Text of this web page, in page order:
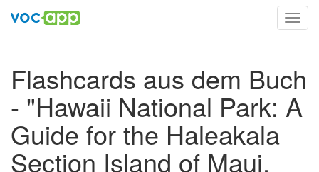
Flashcards aus dem Buch
- "Hawaii National Park: A
Guide for the Haleakala
Section Island of Maui,